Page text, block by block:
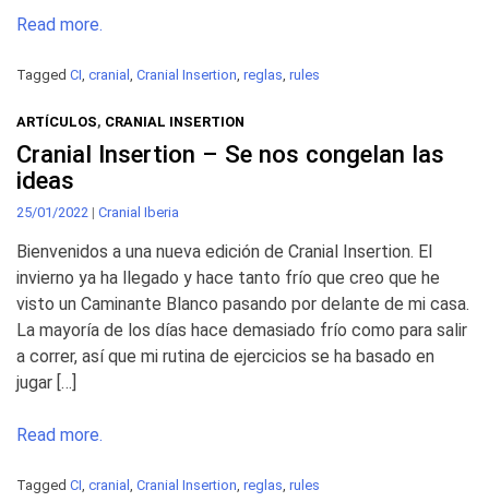
Read more.
Tagged CI, cranial , Cranial Insertion, reglas, rules
ARTÍCULOS, CRANIAL INSERTION
Cranial Insertion – Se nos congelan las
ideas
25/01/2022 | Cranial Iberia
Bienvenidos a una nueva edición de Cranial Insertion. El
invierno ya ha llegado y hace tanto frío que creo que he
visto un Caminante Blanco pasando por delante de mi casa.
La mayoría de los días hace demasiado frío como para salir
a correr, así que mi rutina de ejercicios se ha basado en
jugar […]
Read more.
Tagged CI, cranial , Cranial Insertion, reglas, rules